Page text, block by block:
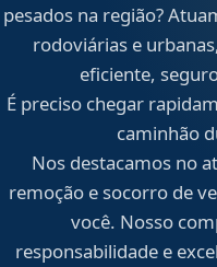
pesados na região?
rodoviárias e
eficiente,
É preciso chegar
caminhão
Nos destacamos no
remoção e socorro de
você. Nosso
responsabilidade e